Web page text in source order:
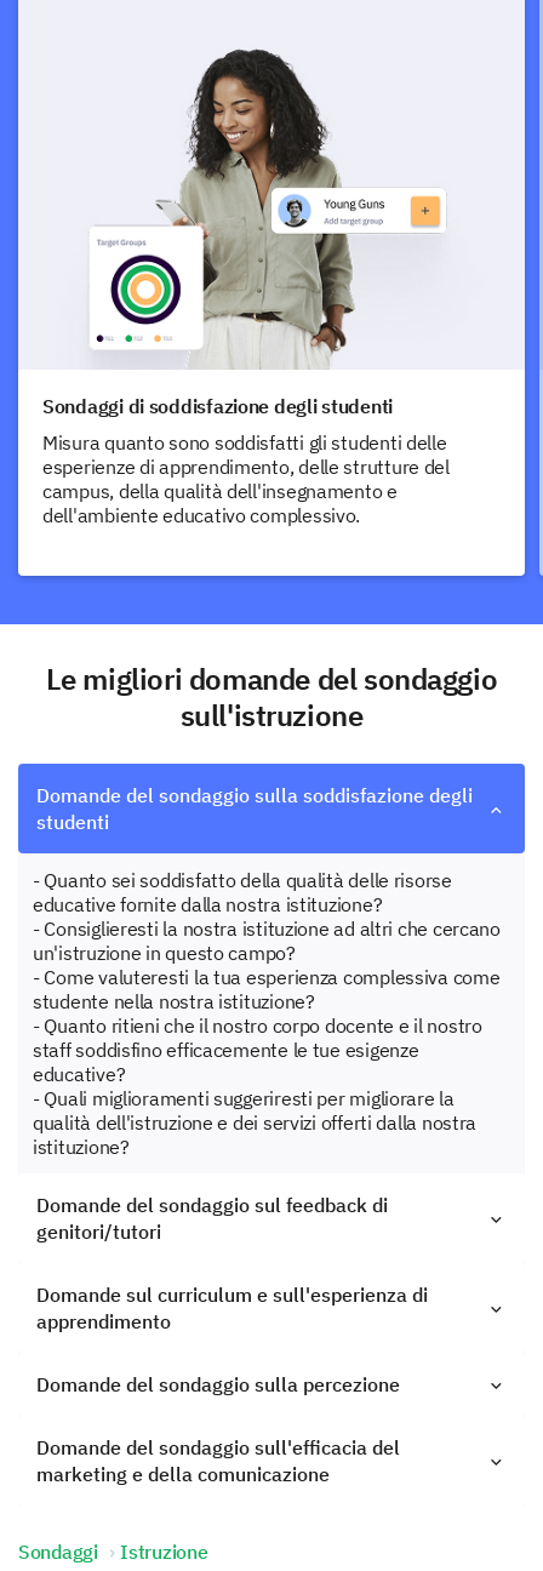
Sondaggi di soddisfazione degli studenti
Misura quanto sono soddisfatti gli studenti delle
esperienze di apprendimento, delle strutture del
campus, della qualità dell'insegnamento e
dell'ambiente educativo complessivo.
Le migliori domande del sondaggio
sull'istruzione
Domande del sondaggio sulla soddisfazione degli
studenti
- Quanto sei soddisfatto della qualità delle risorse
educative fornite dalla nostra istituzione?
- Consiglieresti la nostra istituzione ad altri che cercano
un'istruzione in questo campo?
- Come valuteresti la tua esperienza complessiva come
studente nella nostra istituzione?
- Quanto ritieni che il nostro corpo docente e il nostro
staff soddisfino efficacemente le tue esigenze
educative?
- Quali miglioramenti suggeriresti per migliorare la
qualità dell'istruzione e dei servizi offerti dalla nostra
istituzione?
Domande del sondaggio sul feedback di
genitori/tutori
Domande sul curriculum e sull'esperienza di
apprendimento
Domande del sondaggio sulla percezione
Domande del sondaggio sull'efficacia del
marketing e della comunicazione
Sondaggi Istruzione